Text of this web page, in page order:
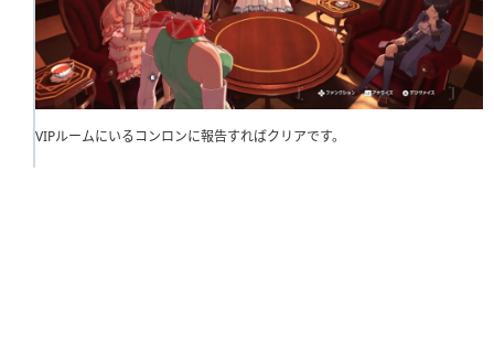
VIPルームにいるコンロンに報告すればクリアです。